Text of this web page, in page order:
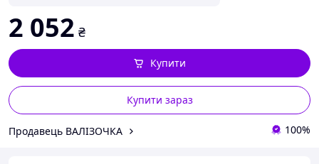
2 052 ₴
Купити зараз
Купити
Продавець ВАЛІЗОЧКА 100%